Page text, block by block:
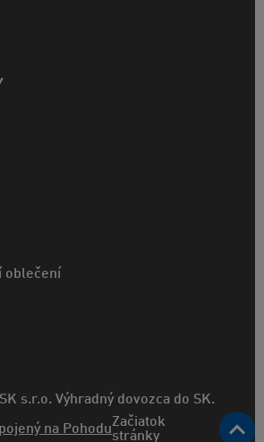
oblečení
s.r.o. Výhradný dovozca do SK.
na PohoduZačiatok
stránky